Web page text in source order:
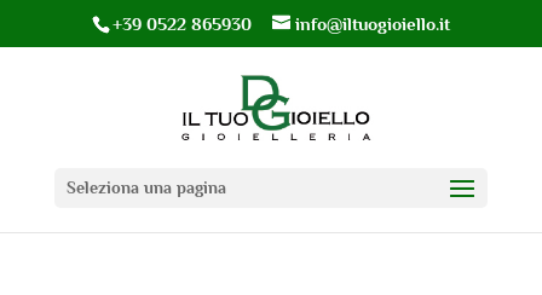
+39 0522 865930 info@iltuogioiello.it
Seleziona una pagina